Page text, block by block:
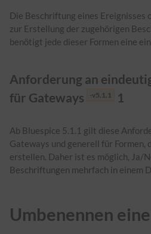
Die Beschriftung eines Ereignisses
zur Erstellung der zugehörigen
benötigt jede dieser Formen eine
Anforderung an
für Gateways
-v5.1.1 1
Ab Bluespice 5.1.1 gilt diese
Gateways und generell für Formen,
erstellen. Daher ist es möglich, Ja/
Beschriftungen mehrfach in einem
Umbenennen